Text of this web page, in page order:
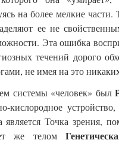
на более мелкие
ее не
Эта ошибка
течений дорого
не имея на это
системы «человек» был
кислородное
является Точка зрения,
же телом